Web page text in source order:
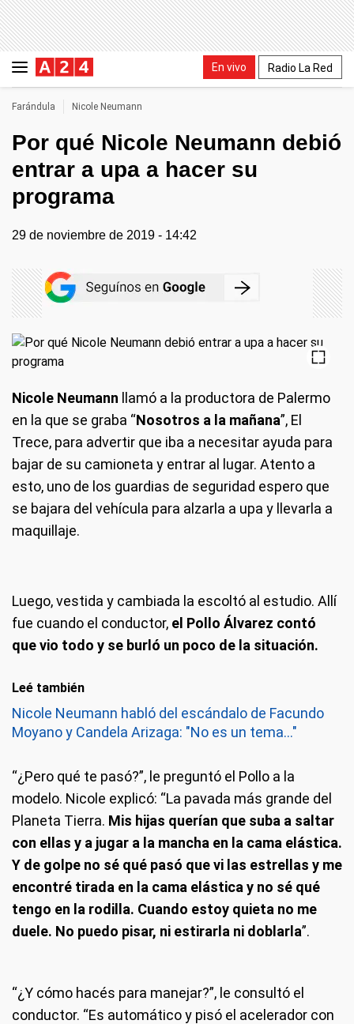
En vivo Radio La Red
Farándula Nicole Neumann
Por qué Nicole Neumann debió
entrar a upa a hacer su
programa
29 de noviembre de 2019 - 14:42
Nicole Neumann llamó a la productora de Palermo
en la que se graba “Nosotros a la mañana”, El
Trece, para advertir que iba a necesitar ayuda para
bajar de su camioneta y entrar al lugar. Atento a
esto, uno de los guardias de seguridad espero que
se bajara del vehícula para alzarla a upa y llevarla a
maquillaje.
Luego, vestida y cambiada la escoltó al estudio. Allí
fue cuando el conductor, el Pollo Álvarez contó
que vio todo y se burló un poco de la situación.
Leé también
Nicole Neumann habló del escándalo de Facundo
Moyano y Candela Arizaga: "No es un tema..."
“¿Pero qué te pasó?”, le preguntó el Pollo a la
modelo. Nicole explicó: “La pavada más grande del
Planeta Tierra. Mis hijas querían que suba a saltar
con ellas y a jugar a la mancha en la cama elástica.
Y de golpe no sé qué pasó que vi las estrellas y me
encontré tirada en la cama elástica y no sé qué
tengo en la rodilla. Cuando estoy quieta no me
duele. No puedo pisar, ni estirarla ni doblarla”.
“¿Y cómo hacés para manejar?”, le consultó el
conductor. “Es automático y pisó el acelerador con